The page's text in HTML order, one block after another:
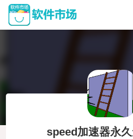
speed加速器永